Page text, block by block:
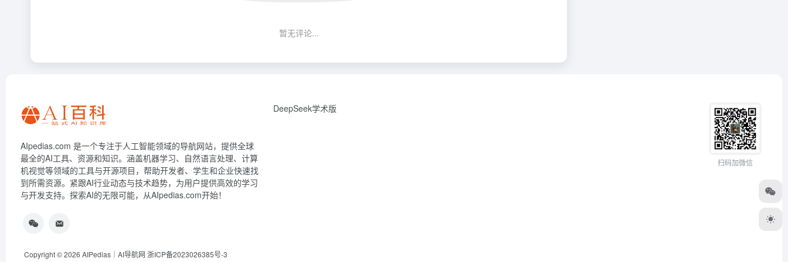
暂无评论...
AIpedias.com 是一个专注于人工智能领域的导航网站，提供全球
最全的AI工具、资源和知识。涵盖机器学习、自然语言处理、计算
机视觉等领域的工具与开源项目，帮助开发者、学生和企业快速找
到所需资源。紧跟AI行业动态与技术趋势，为用户提供高效的学习
与开发支持。探索AI的无限可能，从AIpedias.com开始！
DeepSeek学术版
扫码加微信
Copyright © 2026 AIPedias｜AI导航网 浙ICP备2023026385号-3